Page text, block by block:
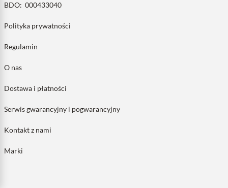
BDO: 000433040
Polityka prywatności
Regulamin
O nas
Dostawa i płatności
Serwis gwarancyjny i pogwarancyjny
Kontakt z nami
Marki